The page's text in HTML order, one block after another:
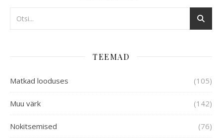
TEEMAD
Matkad looduses (105)
Muu värk (142)
Nokitsemised (76)